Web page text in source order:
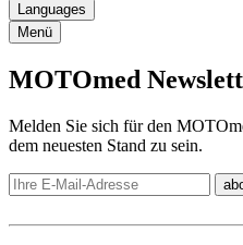
Languages
Menü
MOTOmed
Melden Sie sich für den
dem neuesten Stand zu sein.